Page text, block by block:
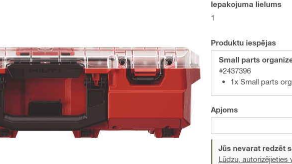
Iepakojuma lielums
1
Produktu iespējas
Small parts
#2437396
1x Small parts
Apjoms
Jūs nevarat redzēt
Lūdzu, autorizējieties